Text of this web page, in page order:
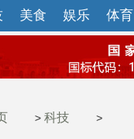
美食 娱乐 体育
> 科技 >